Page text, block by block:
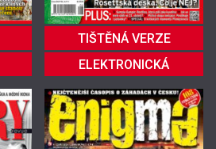
TIŠTĚNÁ VERZE
ELEKTRONICKÁ